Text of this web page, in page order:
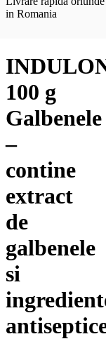
in Romania
100 g
Galbenele
–
contine
extract
de
galbenele
si